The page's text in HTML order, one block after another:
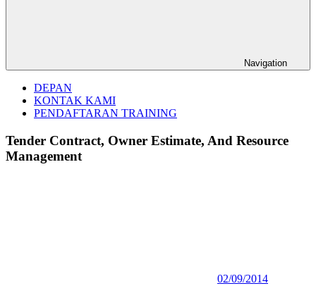
Navigation
DEPAN
KONTAK KAMI
PENDAFTARAN TRAINING
Tender Contract, Owner Estimate, And Resource
Management
02/09/2014